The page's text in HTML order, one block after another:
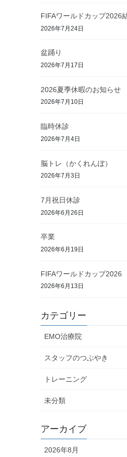
FIFAワールドカップ2026
2026年7月24日
盆踊り
2026年7月17日
2026夏季休暇のお知らせ
2026年7月10日
臨時休診
2026年7月4日
脳トレ（かくれんぼ）
2026年7月3日
7月祝日休診
2026年6月26日
卒業
2026年6月19日
FIFAワールドカップ2026
2026年6月13日
カテゴリー
EMO治療院
スタッフのつぶやき
トレーニング
未分類
アーカイブ
2026年8月